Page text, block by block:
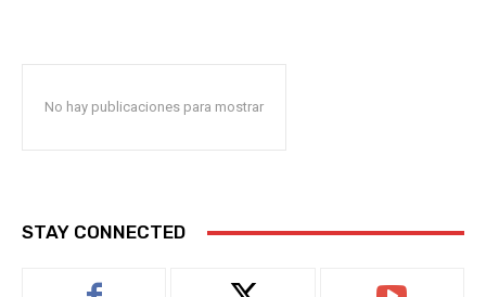
No hay publicaciones para mostrar
STAY CONNECTED